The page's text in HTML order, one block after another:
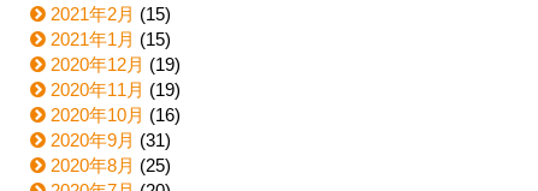
2021年2月 (15)
2021年1月 (15)
2020年12月 (19)
2020年11月 (19)
2020年10月 (16)
2020年9月 (31)
2020年8月 (25)